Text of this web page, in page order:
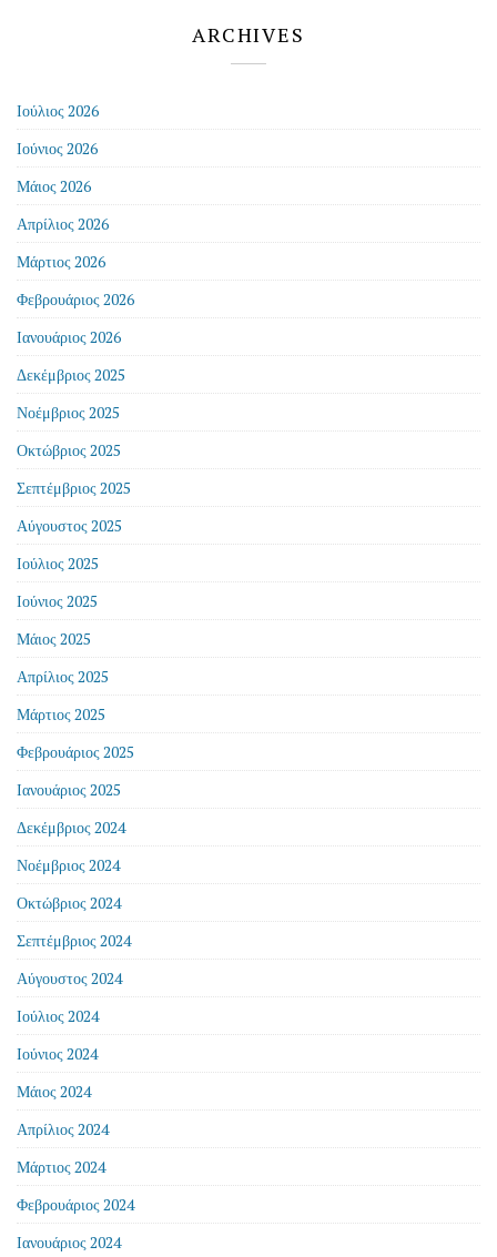
ARCHIVES
Ιούλιος 2026
Ιούνιος 2026
Μάιος 2026
Απρίλιος 2026
Μάρτιος 2026
Φεβρουάριος 2026
Ιανουάριος 2026
Δεκέμβριος 2025
Νοέμβριος 2025
Οκτώβριος 2025
Σεπτέμβριος 2025
Αύγουστος 2025
Ιούλιος 2025
Ιούνιος 2025
Μάιος 2025
Απρίλιος 2025
Μάρτιος 2025
Φεβρουάριος 2025
Ιανουάριος 2025
Δεκέμβριος 2024
Νοέμβριος 2024
Οκτώβριος 2024
Σεπτέμβριος 2024
Αύγουστος 2024
Ιούλιος 2024
Ιούνιος 2024
Μάιος 2024
Απρίλιος 2024
Μάρτιος 2024
Φεβρουάριος 2024
Ιανουάριος 2024